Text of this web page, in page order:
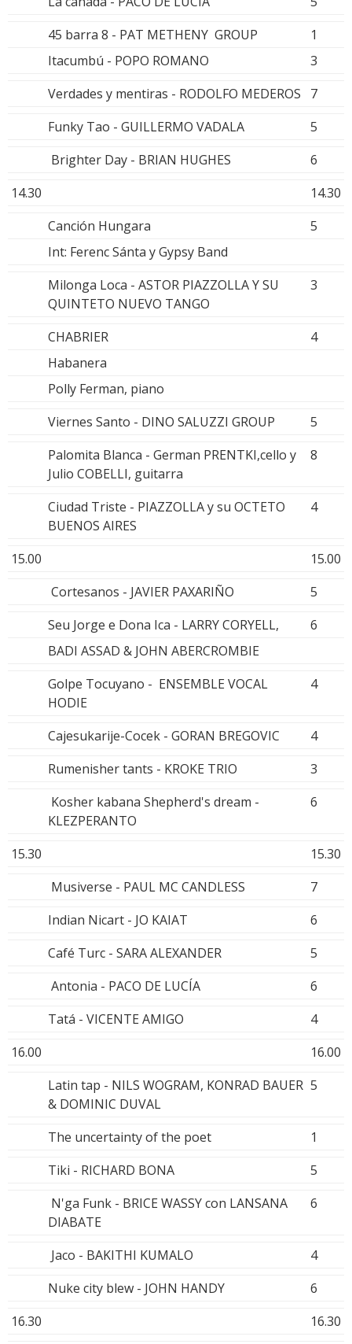
45 barra 8 - PAT METHENY GROUP
1
Itacumbú - POPO ROMANO
3
Verdades y mentiras - RODOLFO MEDEROS
7
Funky Tao - GUILLERMO VADALA
5
Brighter Day - BRIAN HUGHES
6
14.30
14.30
Canción Hungara
5
Int: Ferenc Sánta y Gypsy Band
Milonga Loca - ASTOR PIAZZOLLA Y SU
QUINTETO NUEVO TANGO
3
CHABRIER
4
Habanera
Polly Ferman, piano
Viernes Santo - DINO SALUZZI GROUP
5
Palomita Blanca - German PRENTKI,cello y
Julio COBELLI, guitarra
8
Ciudad Triste - PIAZZOLLA y su OCTETO
BUENOS AIRES
4
15.00
15.00
Cortesanos - JAVIER PAXARIÑO
5
Seu Jorge e Dona Ica - LARRY CORYELL,
6
BADI ASSAD & JOHN ABERCROMBIE
Golpe Tocuyano - ENSEMBLE VOCAL
HODIE
4
Cajesukarije-Cocek - GORAN BREGOVIC
4
Rumenisher tants - KROKE TRIO
3
Kosher kabana Shepherd's dream -
KLEZPERANTO
6
15.30
15.30
Musiverse - PAUL MC CANDLESS
7
Indian Nicart - JO KAIAT
6
Café Turc - SARA ALEXANDER
5
Antonia - PACO DE LUCÍA
6
Tatá - VICENTE AMIGO
4
16.00
16.00
Latin tap - NILS WOGRAM, KONRAD BAUER
& DOMINIC DUVAL
5
The uncertainty of the poet
1
Tiki - RICHARD BONA
5
N'ga Funk - BRICE WASSY con LANSANA
DIABATE
6
Jaco - BAKITHI KUMALO
4
Nuke city blew - JOHN HANDY
6
16.30
16.30